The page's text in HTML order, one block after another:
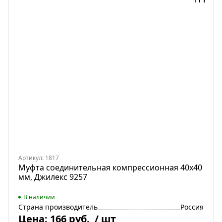
Артикул: 1817
Муфта соединительная компрессионная 40х40
мм, Джилекс 9257
В наличии
Страна производитель Россия
Цена: 166 руб. / шт